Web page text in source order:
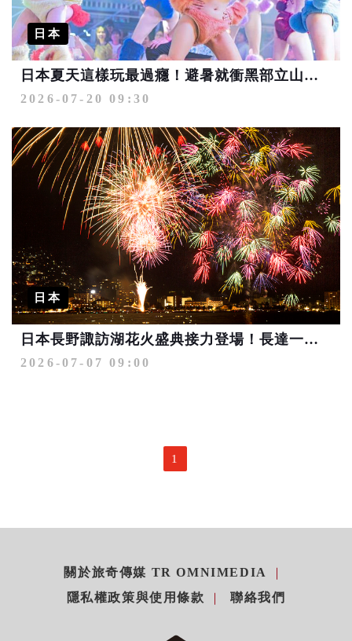
日本
日本夏天這樣玩最過癮！避暑就衝黑部立山、諏訪湖花火 還有沖繩看秀、六本木夜遊
2026-07-20 09:30
日本
日本長野諏訪湖花火盛典接力登場！長達一個月天天都有煙火看
2026-07-07 09:00
1
關於旅奇傳媒 TR OMNIMEDIA
隱私權政策與使用條款
聯絡我們